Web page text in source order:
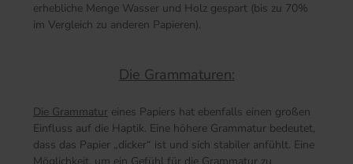
erhebliche Menge Wasser und Holz gespart (bis zu 70%
im Vergleich zu anderen Papieren).
Die Grammaturen:
Die Grammatur eines Papiers hat ebenfalls einen großen
Einfluss auf die Haptik. Eine höhere Grammatur bedeutet,
dass das Papier „dicker“ ist und sich stabiler anfühlt. Eine